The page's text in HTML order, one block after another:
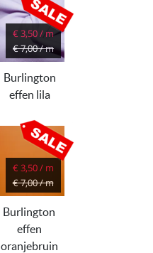
€ 3,50 / m
€ 7,00 / m
Burlington
effen lila
€ 3,50 / m
€ 7,00 / m
Burlington
effen
oranjebruin